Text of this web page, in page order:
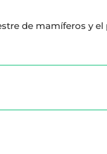
de mamíferos y el